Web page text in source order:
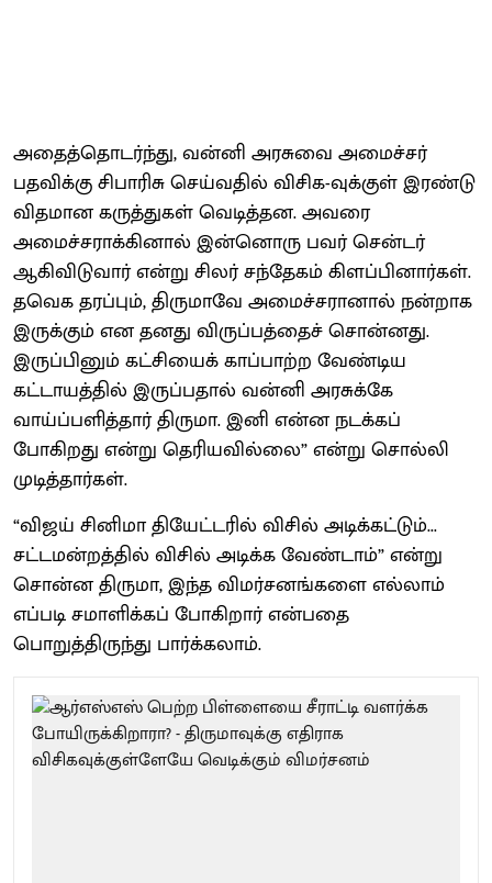
அதைத்தொடர்ந்து, வன்னி அரசுவை அமைச்சர்
பதவிக்கு சிபாரிசு செய்வதில் விசிக-வுக்குள் இரண்டு
விதமான கருத்துகள் வெடித்தன. அவரை
அமைச்சராக்கினால் இன்னொரு பவர் சென்டர்
ஆகிவிடுவார் என்று சிலர் சந்தேகம் கிளப்பினார்கள்.
தவெக தரப்பும், திருமாவே அமைச்சரானால் நன்றாக
இருக்கும் என தனது விருப்பத்தைச் சொன்னது.
இருப்பினும் கட்சியைக் காப்பாற்ற வேண்டிய
கட்டாயத்தில் இருப்பதால் வன்னி அரசுக்கே
வாய்ப்பளித்தார் திருமா. இனி என்ன நடக்கப்
போகிறது என்று தெரியவில்லை” என்று சொல்லி
முடித்தார்கள்.
“விஜய் சினிமா தியேட்டரில் விசில் அடிக்கட்டும்...
சட்டமன்றத்தில் விசில் அடிக்க வேண்டாம்” என்று
சொன்ன திருமா, இந்த விமர்சனங்களை எல்லாம்
எப்படி சமாளிக்கப் போகிறார் என்பதை
பொறுத்திருந்து பார்க்கலாம்.